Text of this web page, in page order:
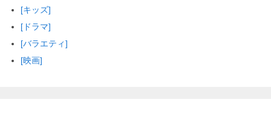
[キッズ]
[ドラマ]
[バラエティ]
[映画]